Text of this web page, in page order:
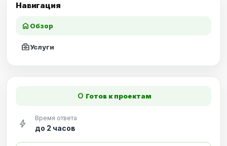
Навигация
home Обзор
business_centerУслуги
fiber_manual_record Готов к проектам
bolt Время ответа
до 2 часов